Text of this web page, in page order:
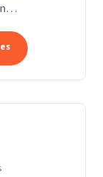
dienst te